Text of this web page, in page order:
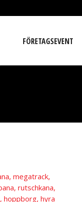
FÖRETAGSEVENT